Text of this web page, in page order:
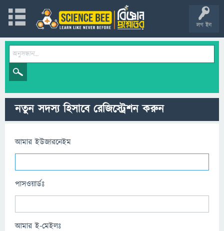
লগ ইন
নতুন সদস্য হিসাবে রেজিস্ট্রেশন করুন
আমার ইউজারনেইম
পাসওয়ার্ডঃ
আমার ই-মেইলঃ